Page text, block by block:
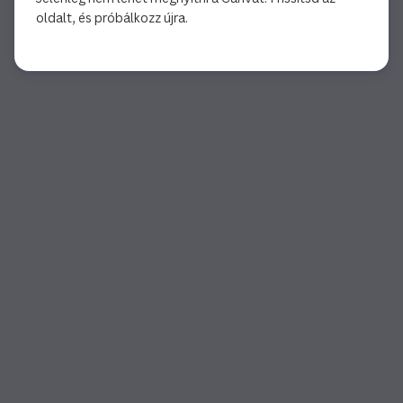
oldalt, és próbálkozz újra.